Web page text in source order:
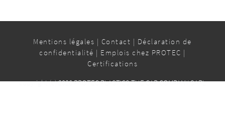
Mentions légales | Contact | Déclaration de
confidentialité | Emplois chez PROTEC |
Certifications
copyright (c) 2026 PROTEC PLASTICS THE CAP COMPANY SARL